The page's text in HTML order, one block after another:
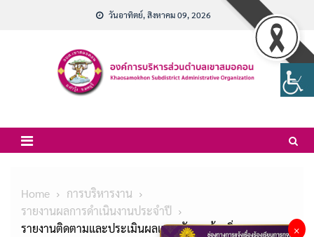
วันอาทิตย์, สิงหาคม 09, 2026
Home
การบริหารงาน
รายงานผลการดำเนินงานประจำปี
รายงานติดตามและประเมินผลแผนพัฒนาท้องถิ่น พ.ศ.
×